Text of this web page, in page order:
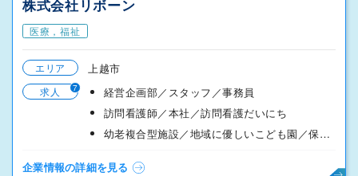
株式会社リボーン
医療，福祉
エリア 上越市
求人 7
経営企画部／スタッフ／事務員
訪問看護師／本社／訪問看護だいにち
幼老複合型施設／地域に優しいこども園／保育士
企業情報の詳細を見る